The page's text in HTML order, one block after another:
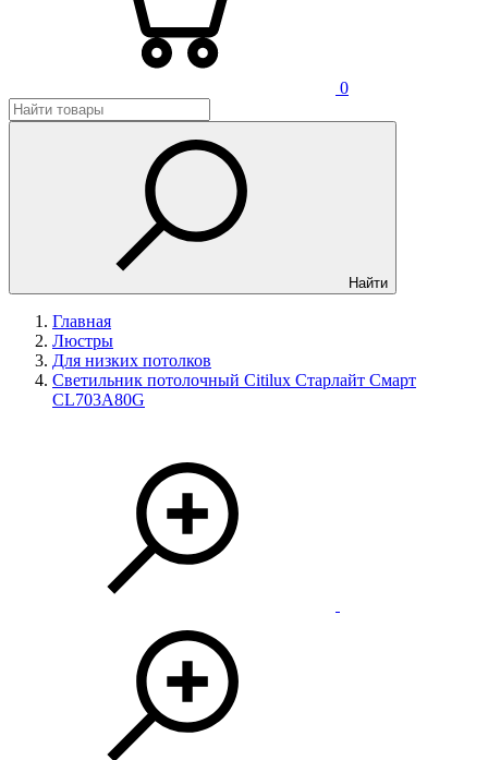
0
Найти
Главная
Люстры
Для низких потолков
Светильник потолочный Citilux Старлайт Смарт
CL703A80G